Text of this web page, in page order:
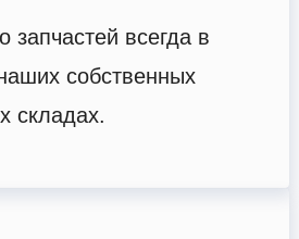
запчастей всегда в
собственных
складах.